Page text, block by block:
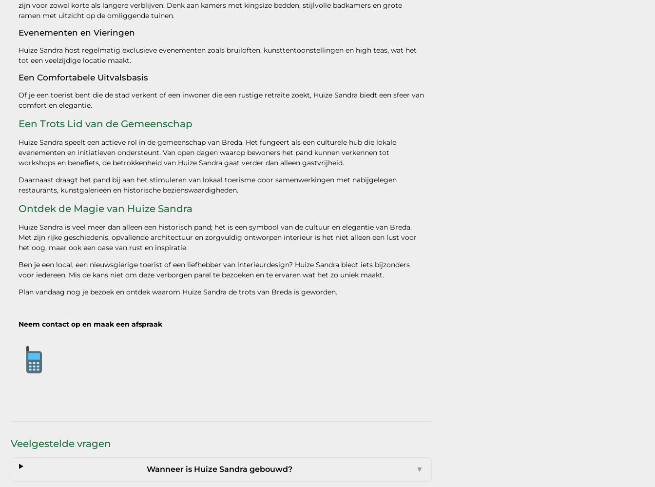
zijn voor zowel korte als langere verblijven. Denk aan kamers met kingsize bedden, stijlvolle badkamers en grote
ramen met uitzicht op de omliggende tuinen.
Evenementen en Vieringen
Huize Sandra host regelmatig exclusieve evenementen zoals bruiloften, kunsttentoonstellingen en high teas, wat het
tot een veelzijdige locatie maakt.
Een Comfortabele Uitvalsbasis
Of je een toerist bent die de stad verkent of een inwoner die een rustige retraite zoekt, Huize Sandra biedt een sfeer van
comfort en elegantie.
Een Trots Lid van de Gemeenschap
Huize Sandra speelt een actieve rol in de gemeenschap van Breda. Het fungeert als een culturele hub die lokale
evenementen en initiatieven ondersteunt. Van open dagen waarop bewoners het pand kunnen verkennen tot
workshops en benefiets, de betrokkenheid van Huize Sandra gaat verder dan alleen gastvrijheid.
Daarnaast draagt het pand bij aan het stimuleren van lokaal toerisme door samenwerkingen met nabijgelegen
restaurants, kunstgalerieën en historische bezienswaardigheden.
Ontdek de Magie van Huize Sandra
Huize Sandra is veel meer dan alleen een historisch pand; het is een symbool van de cultuur en elegantie van Breda.
Met zijn rijke geschiedenis, opvallende architectuur en zorgvuldig ontworpen interieur is het niet alleen een lust voor
het oog, maar ook een oase van rust en inspiratie.
Ben je een local, een nieuwsgierige toerist of een liefhebber van interieurdesign? Huize Sandra biedt iets bijzonders
voor iedereen. Mis de kans niet om deze verborgen parel te bezoeken en te ervaren wat het zo uniek maakt.
Plan vandaag nog je bezoek en ontdek waarom Huize Sandra de trots van Breda is geworden.
Neem contact op en maak een afspraak
Veelgestelde vragen
Wanneer is Huize Sandra gebouwd? ▼